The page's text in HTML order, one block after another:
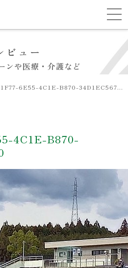
ビュー
ンや医療・介護など
39C71F77-6E55-4C1E-B870-34D1EC567540
4C1E-B870-